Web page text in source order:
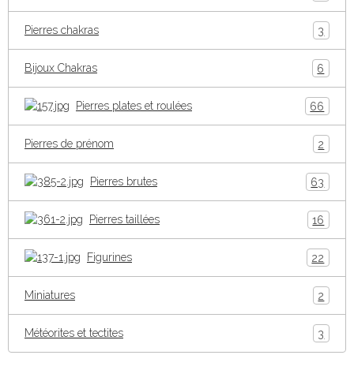
Pierres chakras 3
Bijoux Chakras 6
Pierres plates et roulées 66
Pierres de prénom 2
Pierres brutes 63
Pierres taillées 16
Figurines 22
Miniatures 2
Météorites et tectites 3